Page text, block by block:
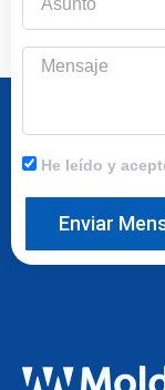
Mensaje
He leído y
Enviar